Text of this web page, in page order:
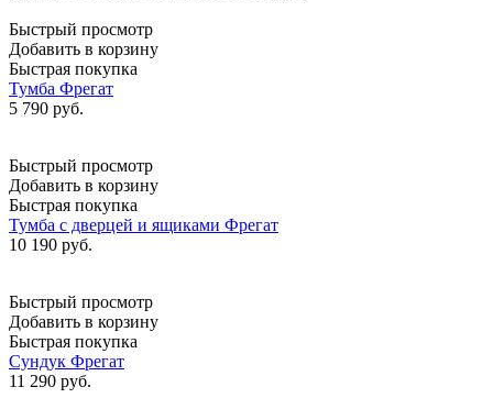
Быстрый просмотр
Добавить в корзину
Быстрая покупка
Тумба Фрегат
5 790 руб.
Быстрый просмотр
Добавить в корзину
Быстрая покупка
Тумба с дверцей и ящиками Фрегат
10 190 руб.
Быстрый просмотр
Добавить в корзину
Быстрая покупка
Сундук Фрегат
11 290 руб.